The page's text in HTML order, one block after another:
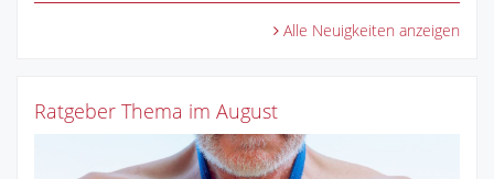
Alle Neuigkeiten anzeigen
Ratgeber Thema im August